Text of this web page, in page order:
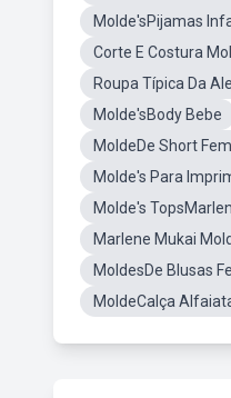
Molde'sPijamas
Corte E Costura
Roupa Típica Da
Molde'sBody Bebe
MoldeDe Short
Molde's Para
Molde's
Marlene Mukai
MoldesDe Blusas
MoldeCalça